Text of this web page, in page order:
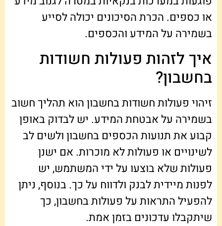
או כספים. הכרת הסיכונים יכולה לסייע
בשמירה על המידע והכספים.
איך לזהות פעולות חשודות
בחשבון?
זיהוי פעולות חשודות בחשבון הוא תהליך חשוב
בשמירה על אבטחת המידע. יש לבדוק באופן
קבוע את תנועות הכספים בחשבון ולשים לב
לשינויים או פעולות לא מוכרות. אם ישנן
פעולות שלא בוצעו על ידי המשתמש, יש
לפנות מיידית לבנק ולדווח על כך. בנוסף, ניתן
להפעיל התראות על פעולות בחשבון, כך
שיתקבלו עדכונים בזמן אמת.